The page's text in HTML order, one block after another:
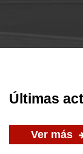
Últimas
Ver más